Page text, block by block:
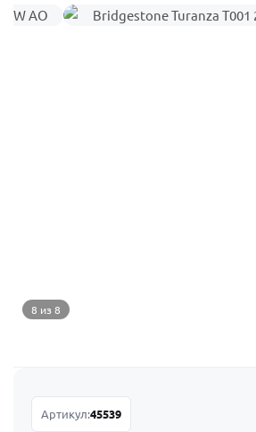
8 из 8
Артикул:45539